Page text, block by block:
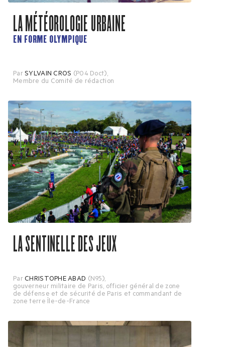
LA MÉTÉOROLOGIE URBAINE
EN FORME OLYMPIQUE
ParSYLVAIN CROS (P04 Doct),
Membre du Comité de rédaction
LA SENTINELLE DES JEUX
ParCHRISTOPHE ABAD (N95),
gouverneur militaire de Paris, officier général de zone
de défense et de sécurité de Paris et commandant de
zone terre Île-de-France